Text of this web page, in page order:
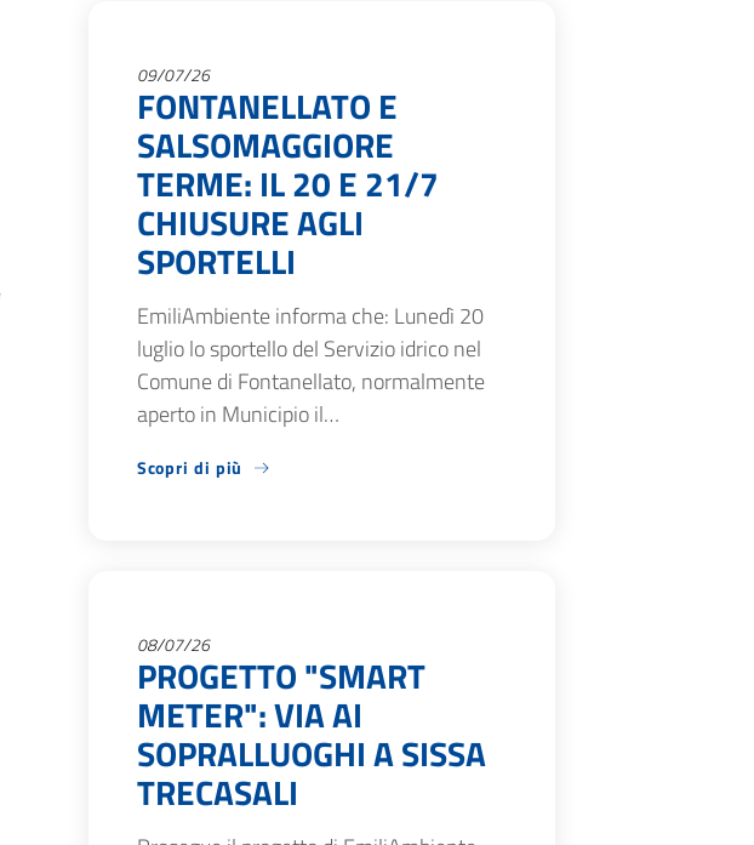
09/07/26
FONTANELLATO E
SALSOMAGGIORE
TERME: IL 20 E 21/7
CHIUSURE AGLI
SPORTELLI
EmiliAmbiente informa che: Lunedì 20
luglio lo sportello del Servizio idrico nel
Comune di Fontanellato, normalmente
aperto in Municipio il…
Scopri di più
08/07/26
PROGETTO "SMART
METER": VIA AI
SOPRALLUOGHI A SISSA
TRECASALI